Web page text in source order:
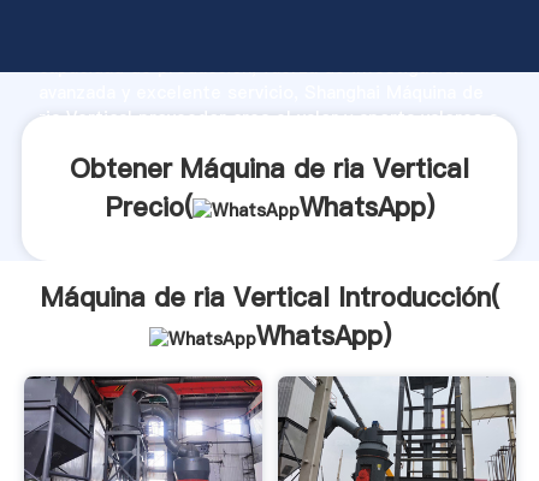
capacidad de producción, fuerza de investigación
ria Vertical proveedor crea el valor y aporta valores a
Obtener Máquina de ria Vertical
Precio(
WhatsApp)
Máquina de ria Vertical Introducción(
WhatsApp)